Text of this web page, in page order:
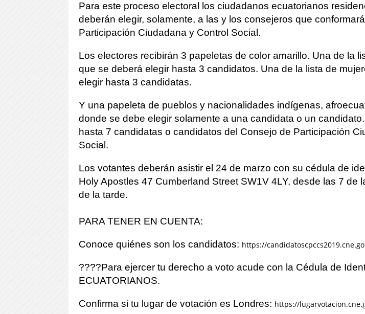
Para este proceso electoral los ciudadanos ecuatorianos
deberán elegir, solamente, a las y los consejeros que
Participación Ciudadana y Control Social.
Los electores recibirán 3 papeletas de color amarillo. Una de la
que se deberá elegir hasta 3 candidatos. Una de la lista de
elegir hasta 3 candidatas.
Y una papeleta de pueblos y nacionalidades indígenas,
donde se debe elegir solamente a una candidata o un
hasta 7 candidatas o candidatos del Consejo de Participación
Social.
Los votantes deberán asistir el 24 de marzo con su cédula de
Holy Apostles 47 Cumberland Street SW1V 4LY, desde las 7 de
de la tarde.
PARA TENER EN CUENTA:
Conoce quiénes son los candidatos: https://
????Para ejercer tu derecho a voto acude con la Cédula de
ECUATORIANOS.
Confirma si tu lugar de votación es Londres: https://